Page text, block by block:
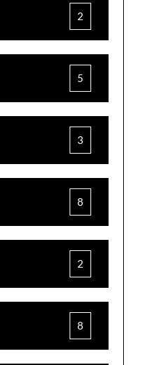
2
5
3
8
2
8